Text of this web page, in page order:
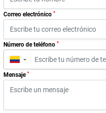
Correo electrónico *
Número de teléfono *
▼
Mensaje *